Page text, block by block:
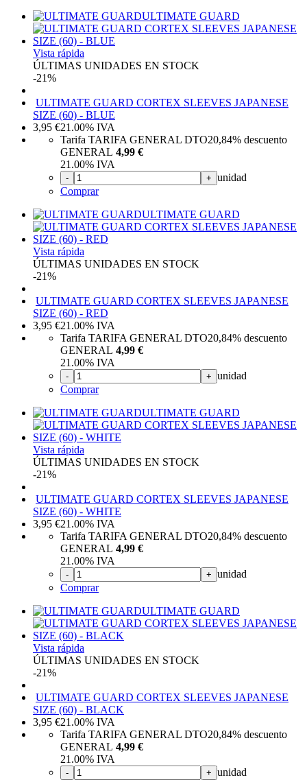
ULTIMATE GUARD
Vista rápida
ÚLTIMAS UNIDADES EN STOCK
-21%
ULTIMATE GUARD CORTEX SLEEVES JAPANESE
SIZE (60) - BLUE
3,95 €21.00% IVA
Tarifa TARIFA GENERAL DTO20,84% descuento
GENERAL 4,99 €
21.00% IVA
- + unidad
Comprar
ULTIMATE GUARD
Vista rápida
ÚLTIMAS UNIDADES EN STOCK
-21%
ULTIMATE GUARD CORTEX SLEEVES JAPANESE
SIZE (60) - RED
3,95 €21.00% IVA
Tarifa TARIFA GENERAL DTO20,84% descuento
GENERAL 4,99 €
21.00% IVA
- + unidad
Comprar
ULTIMATE GUARD
Vista rápida
ÚLTIMAS UNIDADES EN STOCK
-21%
ULTIMATE GUARD CORTEX SLEEVES JAPANESE
SIZE (60) - WHITE
3,95 €21.00% IVA
Tarifa TARIFA GENERAL DTO20,84% descuento
GENERAL 4,99 €
21.00% IVA
- + unidad
Comprar
ULTIMATE GUARD
Vista rápida
ÚLTIMAS UNIDADES EN STOCK
-21%
ULTIMATE GUARD CORTEX SLEEVES JAPANESE
SIZE (60) - BLACK
3,95 €21.00% IVA
Tarifa TARIFA GENERAL DTO20,84% descuento
GENERAL 4,99 €
21.00% IVA
- + unidad